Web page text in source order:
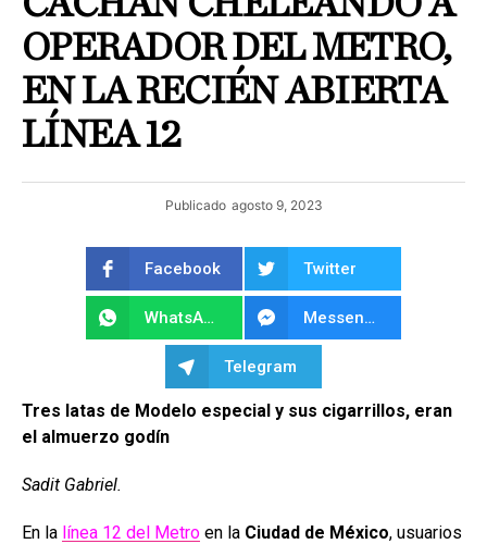
OPERADOR DEL METRO,
EN LA RECIÉN ABIERTA
LÍNEA 12
Publicado agosto 9, 2023
Facebook Twitter
WhatsApp Messenger
Telegram
Tres latas de Modelo especial y sus cigarrillos, eran
el almuerzo godín
Sadit Gabriel.
En la línea 12 del Metro en la Ciudad de México, usuarios